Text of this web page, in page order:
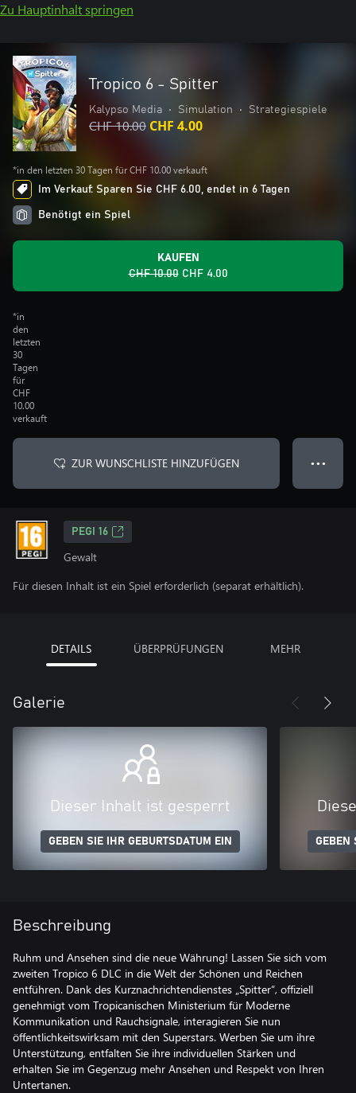
Zu Hauptinhalt springen
Tropico 6 - Spitter
Kalypso Media • Simulation • Strategiespiele
CHF 10.00 CHF 4.00
*in den letzten 30 Tagen für CHF 10.00 verkauft
Im Verkauf: Sparen Sie CHF 6.00, endet in 6 Tagen
Benötigt ein Spiel
KAUFEN
CHF 10.00 CHF 4.00
*in
den
letzten
30
Tagen
für
CHF
10.00
verkauft
ZUR WUNSCHLISTE HINZUFÜGEN ● ● ●
PEGI 16
Gewalt
Für diesen Inhalt ist ein Spiel erforderlich (separat erhältlich).
DETAILS ÜBERPRÜFUNGEN MEHR
Galerie
Dieser Inhalt ist gesperrt
GEBEN SIE IHR GEBURTSDATUM EIN GEBEN
Beschreibung
Ruhm und Ansehen sind die neue Währung! Lassen Sie sich vom
zweiten Tropico 6 DLC in die Welt der Schönen und Reichen
entführen. Dank des Kurznachrichtendienstes „Spitter“, offiziell
genehmigt vom Tropicanischen Ministerium für Moderne
Kommunikation und Rauchsignale, interagieren Sie nun
öffentlichkeitswirksam mit den Superstars. Werben Sie um ihre
Unterstützung, entfalten Sie ihre individuellen Stärken und
erhalten Sie im Gegenzug mehr Ansehen und Respekt von Ihren
Untertanen.